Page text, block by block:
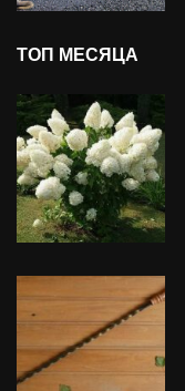
ТОП МЕСЯЦА